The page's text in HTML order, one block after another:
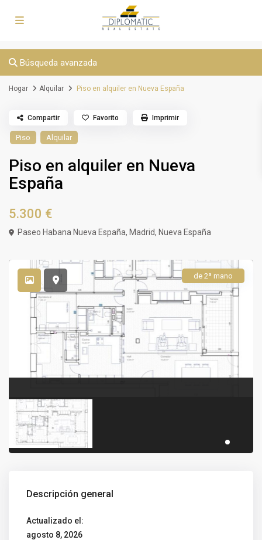
Búsqueda avanzada
Hogar Alquilar Piso en alquiler en Nueva España
Piso Alquilar
Piso en alquiler en Nueva
España
5.300 €
Paseo Habana Nueva España, Madrid, Nueva España
Compartir Favorito Imprimir
de 2ª mano
Descripción general
Actualizado el:
agosto 8, 2026